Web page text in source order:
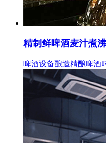
精制鲜啤酒麦汁煮
啤酒设备酿造精酿啤酒